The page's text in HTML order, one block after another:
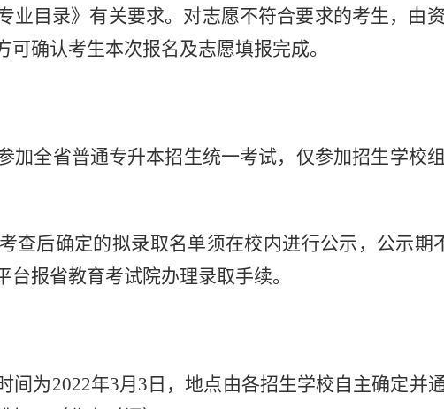
业目录》 有关要求。对志愿不符合要求的考生，由
确认考生本次报名及志愿填报完成。
加全省普通专升本招生统一考试，仅参加招生学校
查后确定的拟录取名单须在校内进行公示，公示
报省教育考试院办理录取手续。
间为2022年3月3日，地点由各招生学校自主确定并